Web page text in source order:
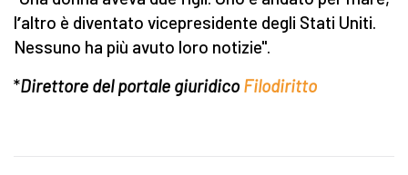
l’altro è diventato vicepresidente degli Stati Uniti.
Nessuno ha più avuto loro notizie".
*Direttore del portale giuridico Filodiritto